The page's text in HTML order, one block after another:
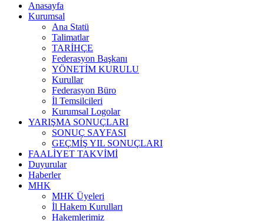
Anasayfa
Kurumsal
Ana Statü
Talimatlar
TARİHÇE
Federasyon Başkanı
YÖNETİM KURULU
Kurullar
Federasyon Büro
İl Temsilcileri
Kurumsal Logolar
YARIŞMA SONUÇLARI
SONUÇ SAYFASI
GEÇMİŞ YIL SONUÇLARI
FAALİYET TAKVİMİ
Duyurular
Haberler
MHK
MHK Üyeleri
İl Hakem Kurulları
Hakemlerimiz